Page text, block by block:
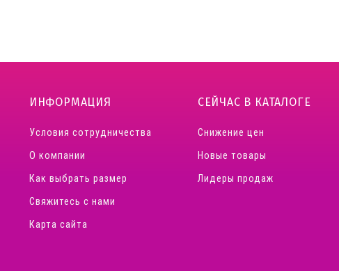
ИНФОРМАЦИЯ
Условия сотрудничества
О компании
Как выбрать размер
Свяжитесь с нами
Карта сайта
СЕЙЧАС В КАТАЛОГЕ
Снижение цен
Новые товары
Лидеры продаж